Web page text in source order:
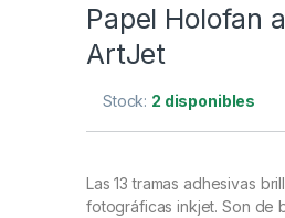
Papel Holofan
ArtJet
Stock: 2 disponibles
Las 13 tramas adhesivas
fotográficas inkjet. Son de